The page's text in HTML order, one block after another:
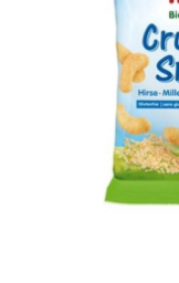
Vegane Küche
Naturkosmetik
Haus, Garten etc.